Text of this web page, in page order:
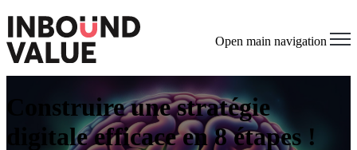
Open main navigation
Construire une stratégie
digitale efficace en 8 étapes !